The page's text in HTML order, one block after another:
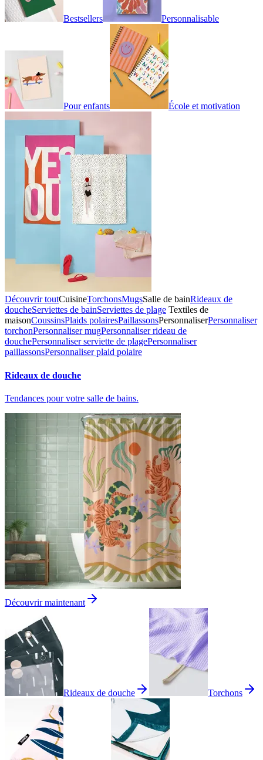
Bestsellers Personnalisable
Pour enfants École et motivation
Découvrir toutCuisineTorchonsMugsSalle de bainRideaux de
doucheServiettes de bainServiettes de plage Textiles de
maisonCoussinsPlaids polairesPaillassonsPersonnaliserPersonnaliser
torchonPersonnaliser mugPersonnaliser rideau de
douchePersonnaliser serviette de plagePersonnaliser
paillassonsPersonnaliser plaid polaire
Rideaux de douche
Tendances pour votre salle de bains.
Découvrir maintenant
Rideaux de douche Torchons